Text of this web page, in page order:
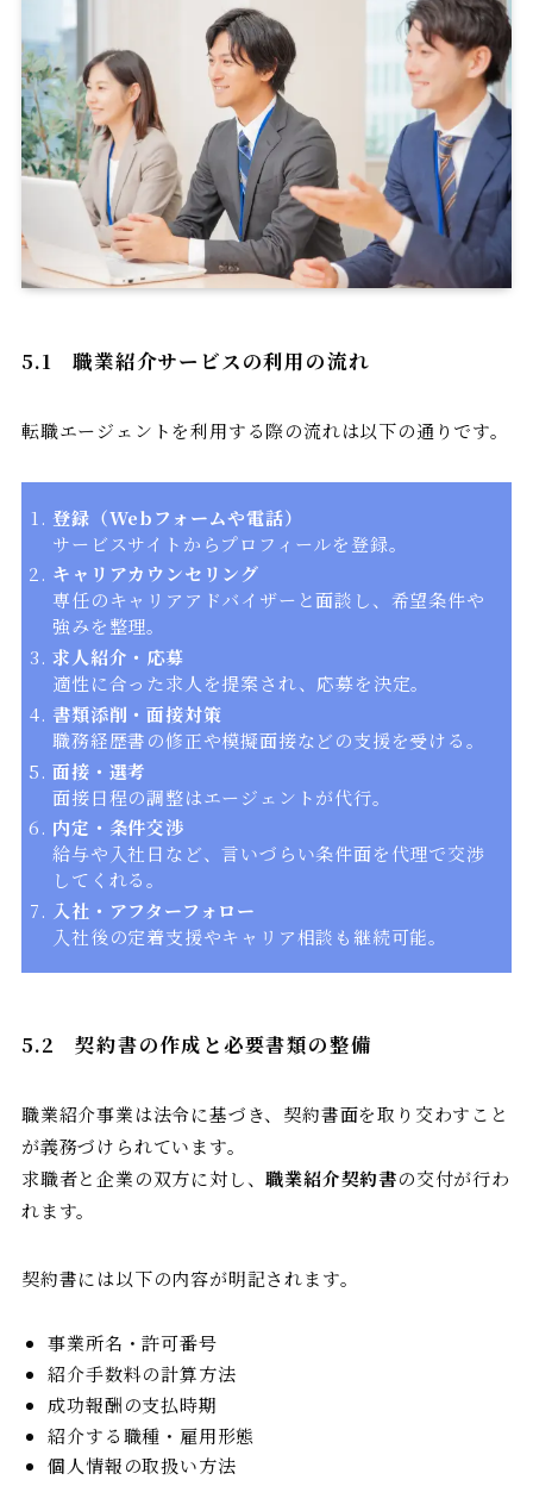
5.1職業紹介サービスの利用の流れ
転職エージェントを利用する際の流れは以下の通りです。
登録（Webフォームや電話）
サービスサイトからプロフィールを登録。
キャリアカウンセリング
専任のキャリアアドバイザーと面談し、希望条件や
強みを整理。
求人紹介・応募
適性に合った求人を提案され、応募を決定。
書類添削・面接対策
職務経歴書の修正や模擬面接などの支援を受ける。
面接・選考
面接日程の調整はエージェントが代行。
内定・条件交渉
給与や入社日など、言いづらい条件面を代理で交渉
してくれる。
入社・アフターフォロー
入社後の定着支援やキャリア相談も継続可能。
5.2契約書の作成と必要書類の整備
職業紹介事業は法令に基づき、契約書面を取り交わすこと
が義務づけられています。
求職者と企業の双方に対し、職業紹介契約書の交付が行わ
れます。
契約書には以下の内容が明記されます。
事業所名・許可番号
紹介手数料の計算方法
成功報酬の支払時期
紹介する職種・雇用形態
個人情報の取扱い方法